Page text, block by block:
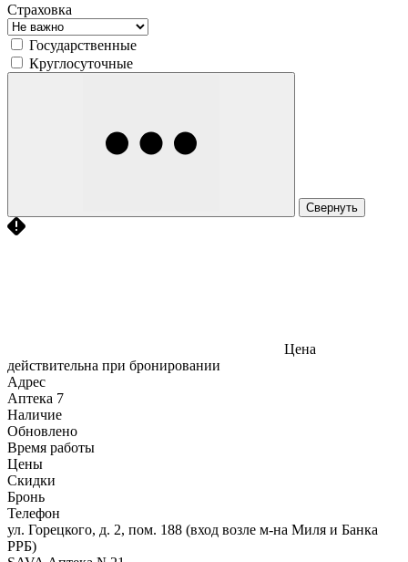
Страховка
Государственные
Круглосуточные
Свернуть
Цена
действительна при бронировании
Адрес
Аптека 7
Наличие
Обновлено
Время работы
Цены
Скидки
Бронь
Телефон
ул. Горецкого, д. 2, пом. 188 (вход возле м-на Миля и Банка
РРБ)